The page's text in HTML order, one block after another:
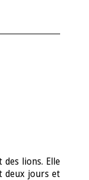
des lions. Elle
deux jours et